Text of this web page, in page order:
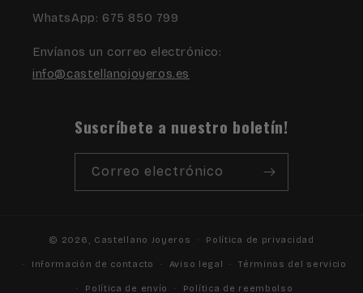
WhatsApp: 675 850 799
Envíanos un correo electrónico:
info@castellanojoyeros.es
Suscríbete a nuestro boletín!
Correo electrónico
© 2026, Castellano Joyeros Política de privacidad
Información de contacto Aviso legal Términos del servicio
Política de envío Política de reembolso